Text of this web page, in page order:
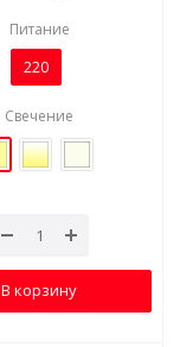
Питание
220
Свечение
В корзину